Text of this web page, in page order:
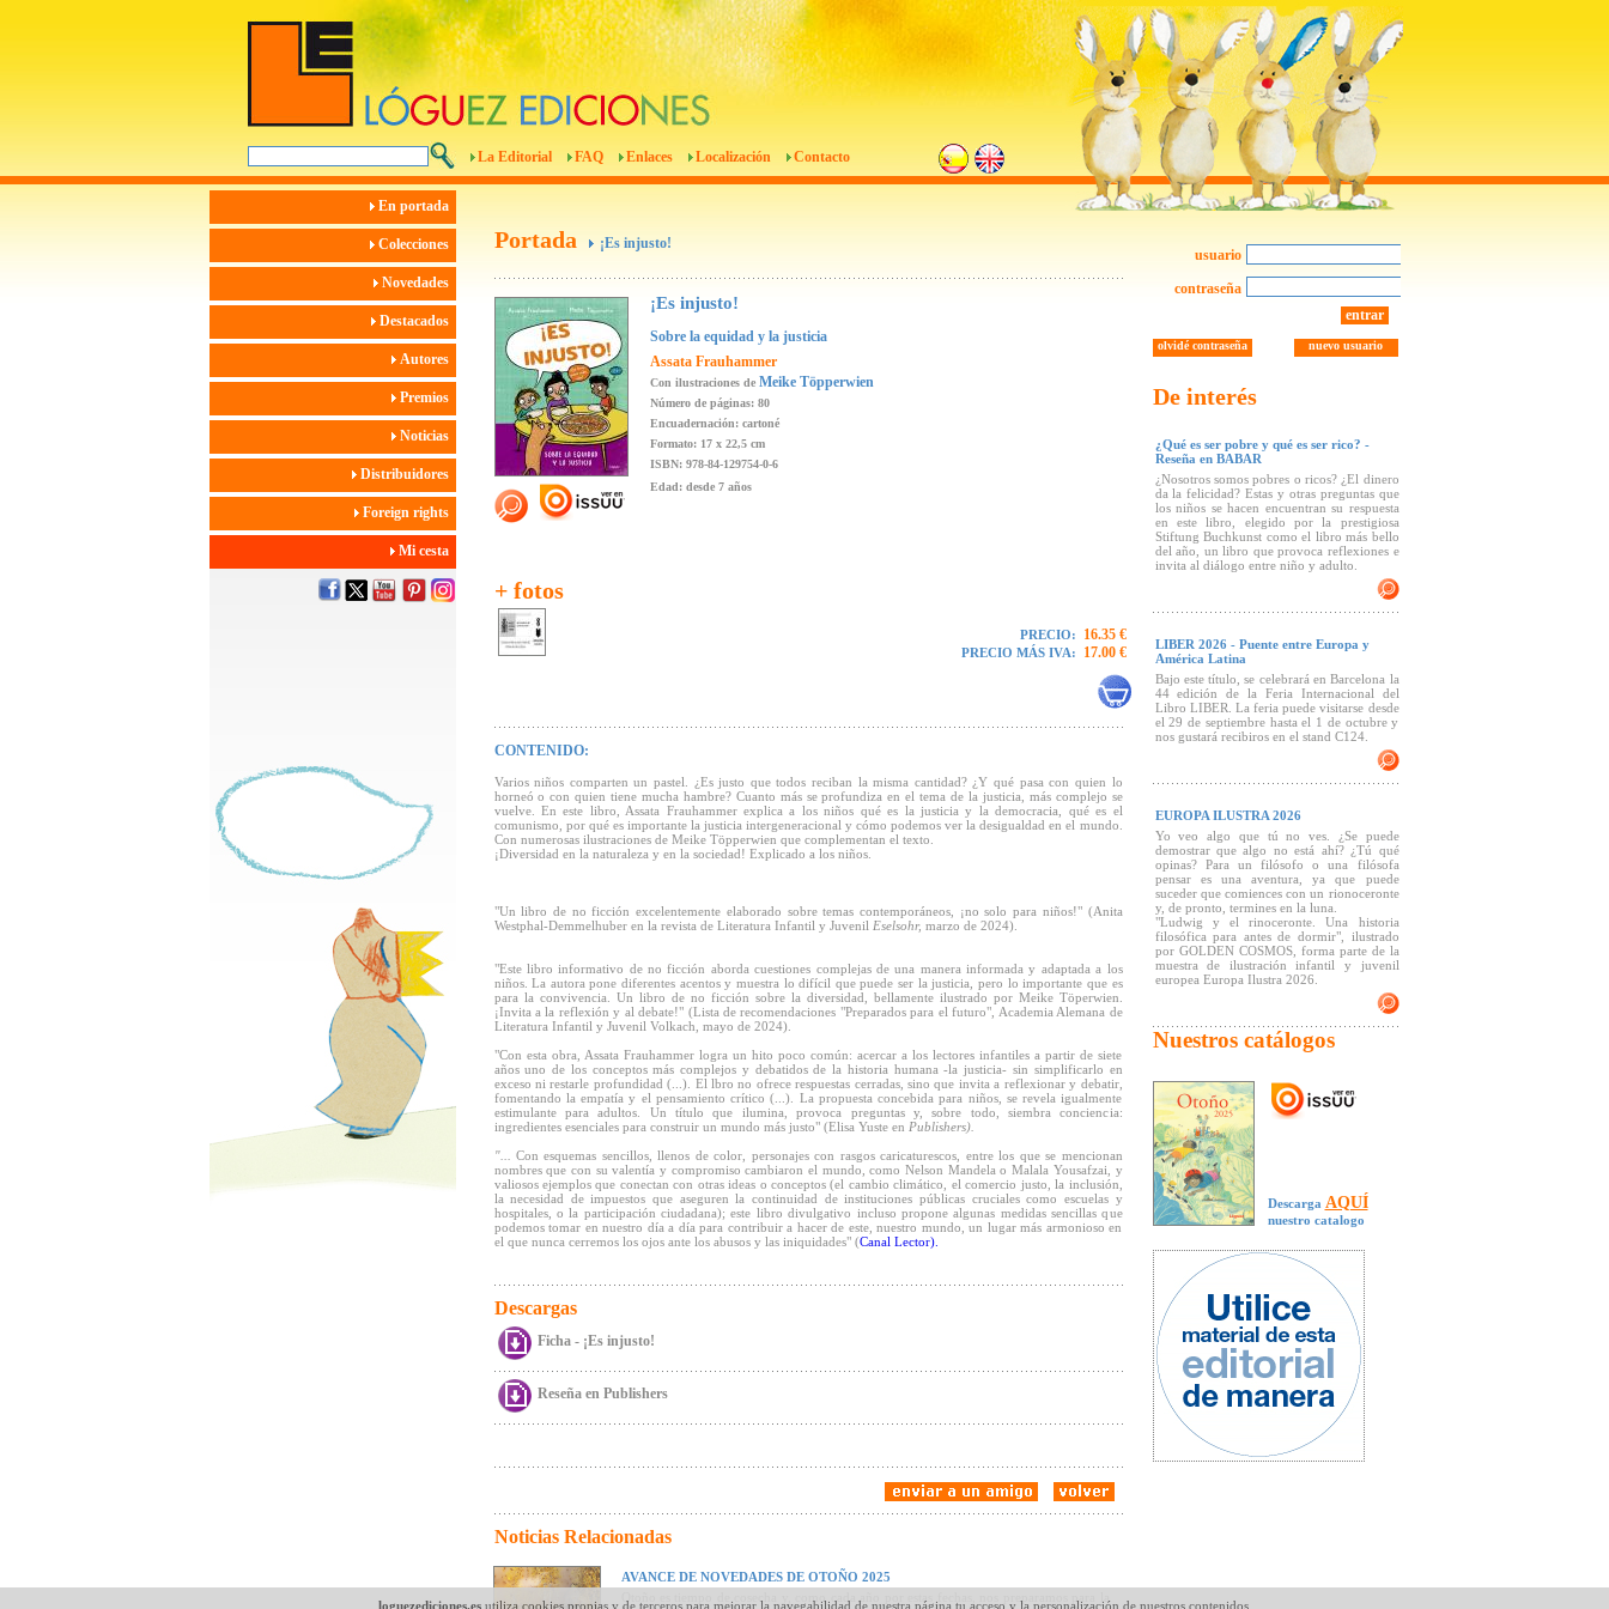
La Editorial FAQ Enlaces Localización Contacto
En portada
Colecciones
Novedades
Destacados
Autores
Premios
Noticias
Distribuidores
Foreign rights
Mi cesta
Portada ¡Es injusto!
+ fotos
¡Es injusto!
Sobre la equidad y la justicia
Assata Frauhammer
Con ilustraciones de Meike Töpperwien
Número de páginas: 80
Encuadernación: cartoné
Formato: 17 x 22,5 cm
ISBN: 978-84-129754-0-6
Edad: desde 7 años
PRECIO: 16.35 €
PRECIO MÁS IVA: 17.00 €
CONTENIDO:
Varios niños comparten un pastel. ¿Es justo que todos reciban la misma cantidad? ¿Y qué pasa con quien lo
horneó o con quien tiene mucha hambre? Cuanto más se profundiza en el tema de la justicia, más complejo se
vuelve. En este libro, Assata Frauhammer explica a los niños qué es la justicia y la democracia, qué es el
comunismo, por qué es importante la justicia intergeneracional y cómo podemos ver la desigualdad en el mundo.
Con numerosas ilustraciones de Meike Töpperwien que complementan el texto.
¡Diversidad en la naturaleza y en la sociedad! Explicado a los niños.
"Un libro de no ficción excelentemente elaborado sobre temas contemporáneos, ¡no solo para niños!" (Anita
Westphal-Demmelhuber en la revista de Literatura Infantil y Juvenil Eselsohr, marzo de 2024).
"Este libro informativo de no ficción aborda cuestiones complejas de una manera informada y adaptada a los
niños. La autora pone diferentes acentos y muestra lo difícil que puede ser la justicia, pero lo importante que es
para la convivencia. Un libro de no ficción sobre la diversidad, bellamente ilustrado por Meike Töperwien.
¡Invita a la reflexión y al debate!" (Lista de recomendaciones "Preparados para el futuro", Academia Alemana de
Literatura Infantil y Juvenil Volkach, mayo de 2024).
"Con esta obra, Assata Frauhammer logra un hito poco común: acercar a los lectores infantiles a partir de siete
años uno de los conceptos más complejos y debatidos de la historia humana -la justicia- sin simplificarlo en
exceso ni restarle profundidad (...). El lbro no ofrece respuestas cerradas, sino que invita a reflexionar y debatir,
fomentando la empatía y el pensamiento crítico (...). La propuesta concebida para niños, se revela igualmente
estimulante para adultos. Un título que ilumina, provoca preguntas y, sobre todo, siembra conciencia:
ingredientes esenciales para construir un mundo más justo" (Elisa Yuste en Publishers).
"... Con esquemas sencillos, llenos de color, personajes con rasgos caricaturescos, entre los que se mencionan
nombres que con su valentía y compromiso cambiaron el mundo, como Nelson Mandela o Malala Yousafzai, y
valiosos ejemplos que conectan con otras ideas o conceptos (el cambio climático, el comercio justo, la inclusión,
la necesidad de impuestos que aseguren la continuidad de instituciones públicas cruciales como escuelas y
hospitales, o la participación ciudadana); este libro divulgativo incluso propone algunas medidas sencillas que
podemos tomar en nuestro día a día para contribuir a hacer de este, nuestro mundo, un lugar más armonioso en
el que nunca cerremos los ojos ante los abusos y las iniquidades" (Canal Lector).
Descargas
Ficha - ¡Es injusto!
Reseña en Publishers
Noticias Relacionadas
AVANCE DE NOVEDADES DE OTOÑO 2025
usuario
contraseña
entrar
nuevo usuario
olvidé contraseña
De interés
¿Qué es ser pobre y qué es ser rico? -
Reseña en BABAR
¿Nosotros somos pobres o ricos? ¿El dinero
da la felicidad? Estas y otras preguntas que
los niños se hacen encuentran su respuesta
en este libro, elegido por la prestigiosa
Stiftung Buchkunst como el libro más bello
del año, un libro que provoca reflexiones e
invita al diálogo entre niño y adulto.
LIBER 2026 - Puente entre Europa y
América Latina
Bajo este título, se celebrará en Barcelona la
44 edición de la Feria Internacional del
Libro LIBER. La feria puede visitarse desde
el 29 de septiembre hasta el 1 de octubre y
nos gustará recibiros en el stand C124.
EUROPA ILUSTRA 2026
Yo veo algo que tú no ves. ¿Se puede
demostrar que algo no está ahí? ¿Tú qué
opinas? Para un filósofo o una filósofa
pensar es una aventura, ya que puede
suceder que comiences con un rionoceronte
y, de pronto, termines en la luna.
"Ludwig y el rinoceronte. Una historia
filosófica para antes de dormir", ilustrado
por GOLDEN COSMOS, forma parte de la
muestra de ilustración infantil y juvenil
europea Europa Ilustra 2026.
Nuestros catálogos
Descarga AQUÍ
nuestro catalogo
loguezediciones.esutiliza cookies propias y de terceros para mejorar la navegabilidad de nuestra página,tu acceso y la personalización de nuestros contenidos.